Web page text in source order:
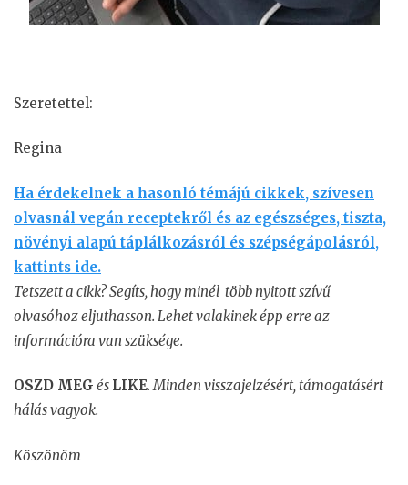
Szeretettel:
Regina
Ha érdekelnek a hasonló témájú cikkek, szívesen
olvasnál vegán receptekről és az egészséges, tiszta,
növényi alapú táplálkozásról és szépségápolásról,
kattints ide.
Tetszett a cikk? Segíts, hogy minél több nyitott szívű
olvasóhoz eljuthasson. Lehet valakinek épp erre az
információra van szüksége.
OSZD MEG és LIKE. Minden visszajelzésért, támogatásért
hálás vagyok.
Köszönöm